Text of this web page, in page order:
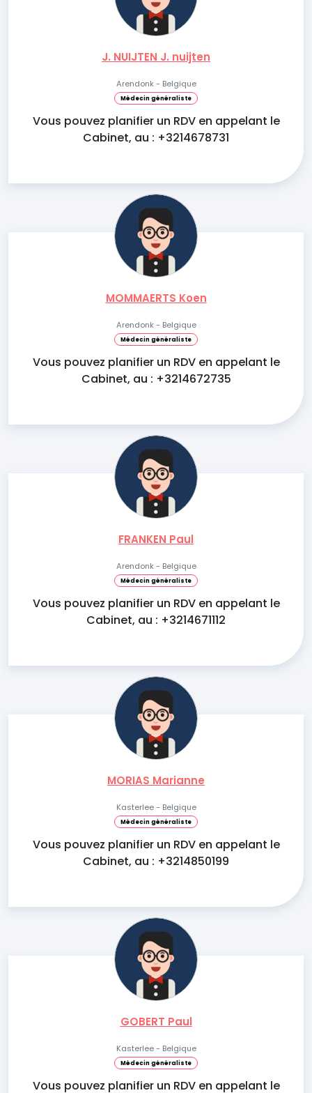
J. NUIJTEN J. nuijten
Arendonk - Belgique
Médecin généraliste
Vous pouvez planifier un RDV en appelant le
Cabinet, au : +3214678731
MOMMAERTS Koen
Arendonk - Belgique
Médecin généraliste
Vous pouvez planifier un RDV en appelant le
Cabinet, au : +3214672735
FRANKEN Paul
Arendonk - Belgique
Médecin généraliste
Vous pouvez planifier un RDV en appelant le
Cabinet, au : +3214671112
MORIAS Marianne
Kasterlee - Belgique
Médecin généraliste
Vous pouvez planifier un RDV en appelant le
Cabinet, au : +3214850199
GOBERT Paul
Kasterlee - Belgique
Médecin généraliste
Vous pouvez planifier un RDV en appelant le